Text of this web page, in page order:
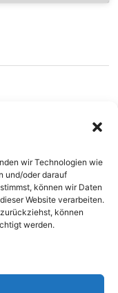
wir Technologien wie
und/oder darauf
können wir Daten
Website verarbeiten.
können
werden.